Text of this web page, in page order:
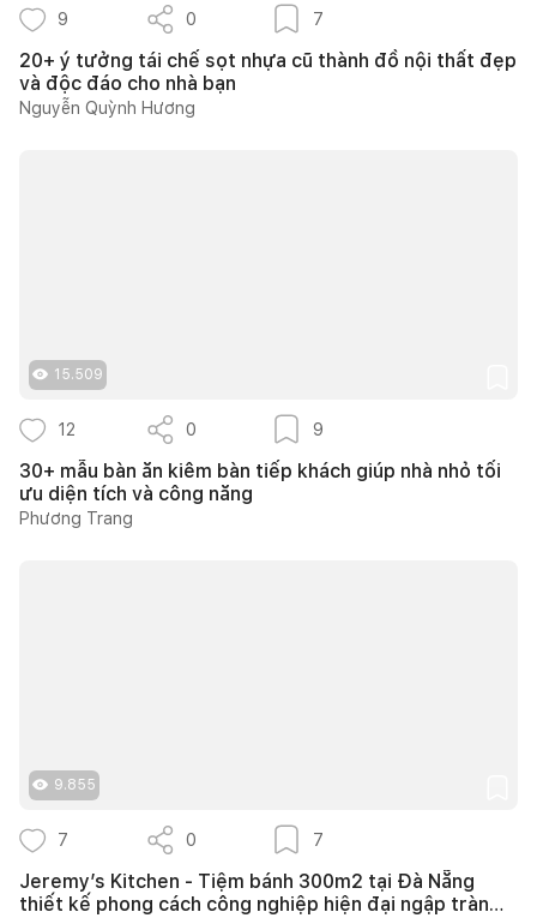
9 0 7
20+ ý tưởng tái chế sọt nhựa cũ thành đồ nội thất đẹp
và độc đáo cho nhà bạn
Nguyễn Quỳnh Hương
15.509
12 0 9
30+ mẫu bàn ăn kiêm bàn tiếp khách giúp nhà nhỏ tối
ưu diện tích và công năng
Phương Trang
9.855
7 0 7
Jeremy’s Kitchen - Tiệm bánh 300m2 tại Đà Nẵng
thiết kế phong cách công nghiệp hiện đại ngập tràn